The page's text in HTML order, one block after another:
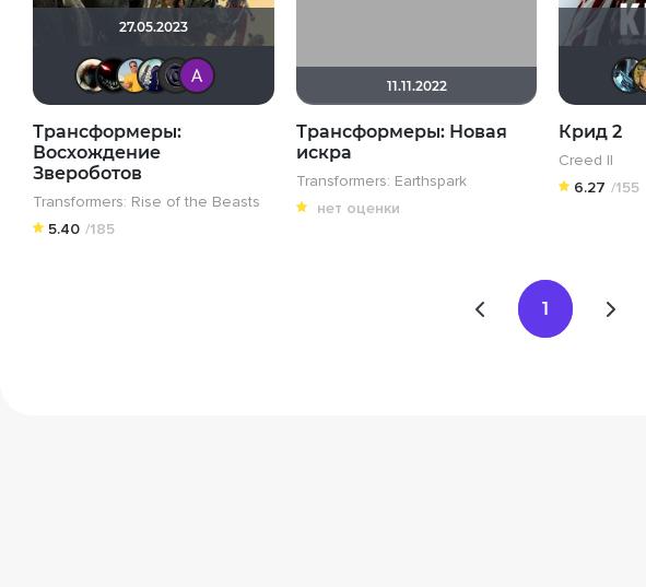
27.05.2023
HaotikMr. Casper
Michael Guy
umka27
ZakerАнатолий Ш
Трансформеры:
Восхождение
Звероботов
Transformers: Rise of the Beasts
5.40 /185
11.11.2022
Трансформеры: Новая
искра
Transformers: Earthspark
нет оценки
Крид 2
Creed II
6.27 /155
1